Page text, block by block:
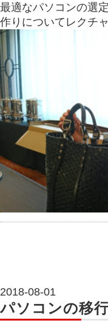
最適なパソコンの選
作りについてレクチ
2018-08-01
パソコンの移